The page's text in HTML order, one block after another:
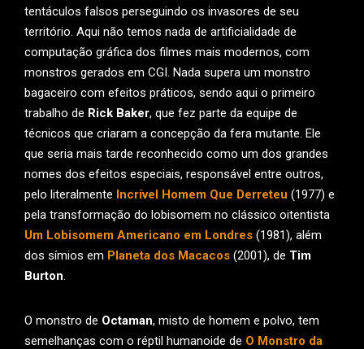
tentáculos falsos perseguindo os invasores de seu
território. Aqui não temos nada de artificialidade de
computação gráfica dos filmes mais modernos, com
monstros gerados em CGI. Nada supera um monstro
bagaceiro com efeitos práticos, sendo aqui o primeiro
trabalho de Rick Baker, que fez parte da equipe de
técnicos que criaram a concepção da fera mutante. Ele
que seria mais tarde reconhecido como um dos grandes
nomes dos efeitos especiais, responsável entre outros,
pelo literalmente Incrível Homem Que Derreteu (1977) e
pela transformação do lobisomem no clássico oitentista
Um Lobisomem Americano em Londres (1981), além
dos símios em Planeta dos Macacos (2001), de Tim
Burton.
O monstro de Octaman, misto de homem e polvo, tem
semelhanças com o réptil humanoide de O Monstro da